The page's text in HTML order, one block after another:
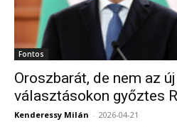
Fontos
Oroszbarát, de nem az
választásokon győztes
Kenderessy Milán - 2026-04-21